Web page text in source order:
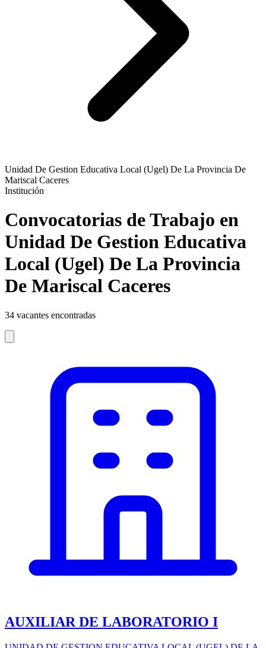
Unidad De Gestion Educativa Local (Ugel) De La Provincia De
Mariscal Caceres
Institución
Convocatorias de Trabajo en
Unidad De Gestion Educativa
Local (Ugel) De La Provincia
De Mariscal Caceres
34 vacantes encontradas
AUXILIAR DE LABORATORIO I